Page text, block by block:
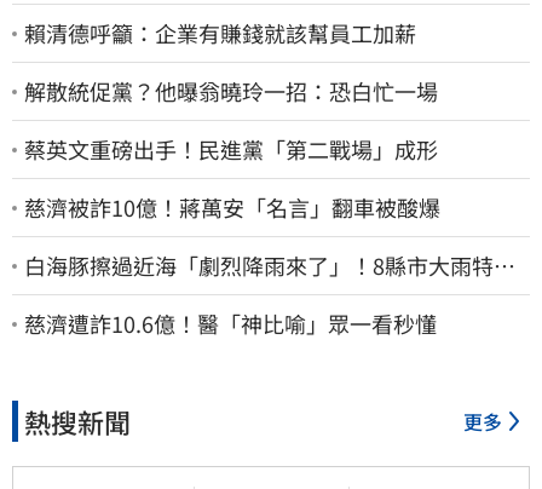
賴清德呼籲：企業有賺錢就該幫員工加薪
解散統促黨？他曝翁曉玲一招：恐白忙一場
蔡英文重磅出手！民進黨「第二戰場」成形
慈濟被詐10億！蔣萬安「名言」翻車被酸爆
白海豚擦過近海「劇烈降雨來了」！8縣市大雨特報
開轟 今明風雨最集中
慈濟遭詐10.6億！醫「神比喻」眾一看秒懂
熱搜新聞 更多